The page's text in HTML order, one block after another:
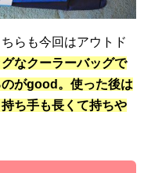
らも今回はアウトド
なクーラーバッグで
がgood。使った後は
ち手も長くて持ちや